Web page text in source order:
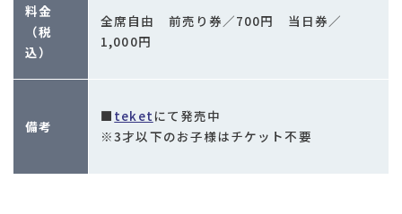
料金
（税
込）
全席自由 前売り券／700円 当日券／
1,000円
備考
■ teketにて発売中
※3才以下のお子様はチケット不要